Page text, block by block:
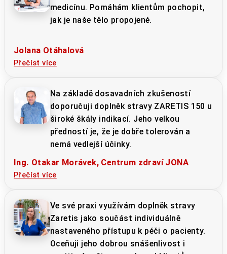
medicínu. Pomáhám klientům pochopit,
jak je naše tělo propojené.
Jolana Otáhalová
Přečíst více
Na základě dosavadních zkušeností
doporučuji doplněk stravy ZARETIS 150 u
široké škály indikací. Jeho velkou
předností je, že je dobře tolerován a
nemá vedlejší účinky.
Ing. Otakar Morávek, Centrum zdraví JONA
Přečíst více
Ve své praxi využívám doplněk stravy
Zaretis jako součást individuálně
nastaveného přístupu k péči o pacienty.
Oceňuji jeho dobrou snášenlivost i